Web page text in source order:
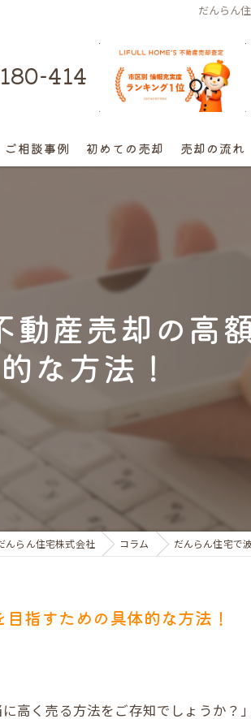
だんらん
414 購入はコチラ
ご相談事例
離婚不動産の売却相談
高額早期売却の相談
終活売却の相談
空き家の相談
マンショントラブルでの買替え相談
初めての売却 売却の流れ
産売却の高
な方法！
んらん住宅株式会社 コラム だんらん住宅で
指すための具体的な方法！
高く売る方法をご存知でしょうか